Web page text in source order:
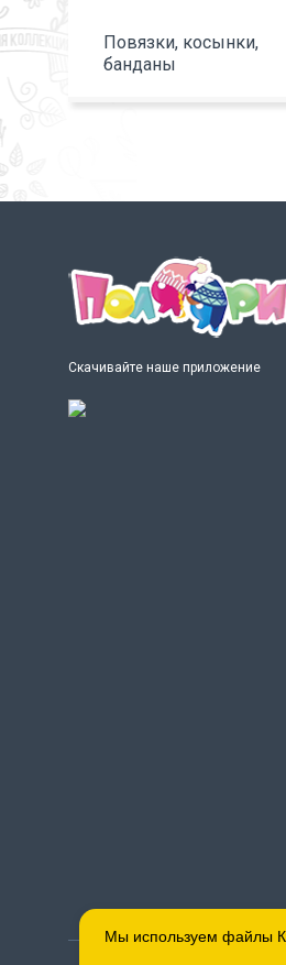
Повязки, косынки,
банданы
Скачивайте наше приложение
Мы используем файлы